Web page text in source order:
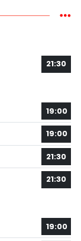
21:30
19:00
19:00
21:30
21:30
19:00